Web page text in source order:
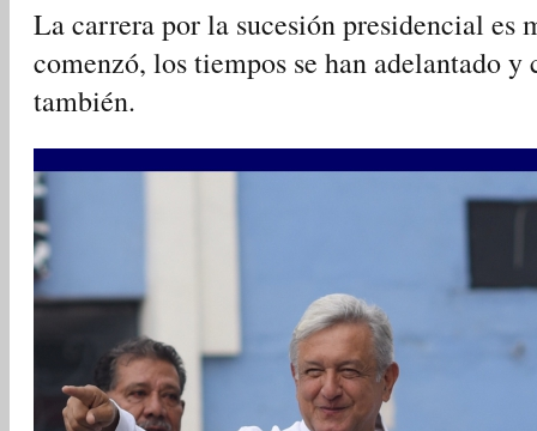
La carrera por la sucesión presidencial es
comenzó, los tiempos se han adelantado
también.